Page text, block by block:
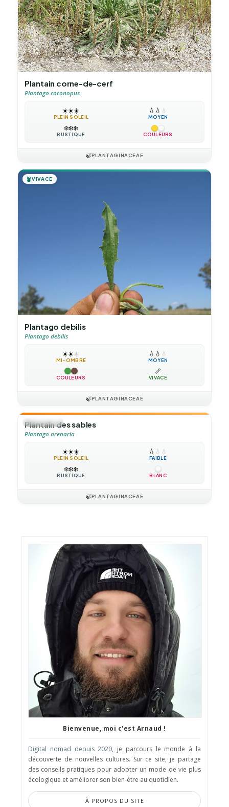
Plantain corne-de-cerf
Plantago coronopus
☀️☀️☀️
PLEIN SOLEIL
💧 💧 💧
MOYEN
❄️❄️❄️
RUSTIQUE COULEURS
🍃PLANTAGINACEAE
🪴VIVACE
Plantago debilis
Plantago debilis
☀️☀️☀️
MI-OMBRE
💧 💧 💧
MOYEN
COULEURS
📏
VIVACE
🍃PLANTAGINACEAE
🌻ANNUELLE
Plantain des sables
Plantago arenaria
☀️☀️☀️
PLEIN SOLEIL
💧 💧 💧
FAIBLE
❄️❄️❄️
RUSTIQUE BLANC
🍃PLANTAGINACEAE
Bienvenue, moi c'est Arnaud !
Digital nomad depuis 2020, je parcours le monde à la
découverte de nouvelles cultures. Sur ce site, je partage
des conseils pratiques pour adopter un mode de vie plus
écologique et améliorer son bien-être au quotidien.
À PROPOS DU SITE